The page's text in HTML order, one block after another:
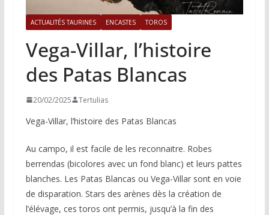
ACTUALITÉS TAURINES ENCASTES TOROS
Vega-Villar, l’histoire
des Patas Blancas
20/02/2025 Tertulias
Vega-Villar, l’histoire des Patas Blancas
Au campo, il est facile de les reconnaitre. Robes
berrendas (bicolores avec un fond blanc) et leurs pattes
blanches. Les Patas Blancas ou Vega-Villar sont en voie
de disparation. Stars des arènes dès la création de
l’élévage, ces toros ont permis, jusqu’à la fin des